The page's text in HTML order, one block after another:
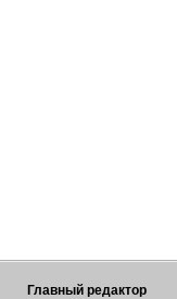
Главный редактор